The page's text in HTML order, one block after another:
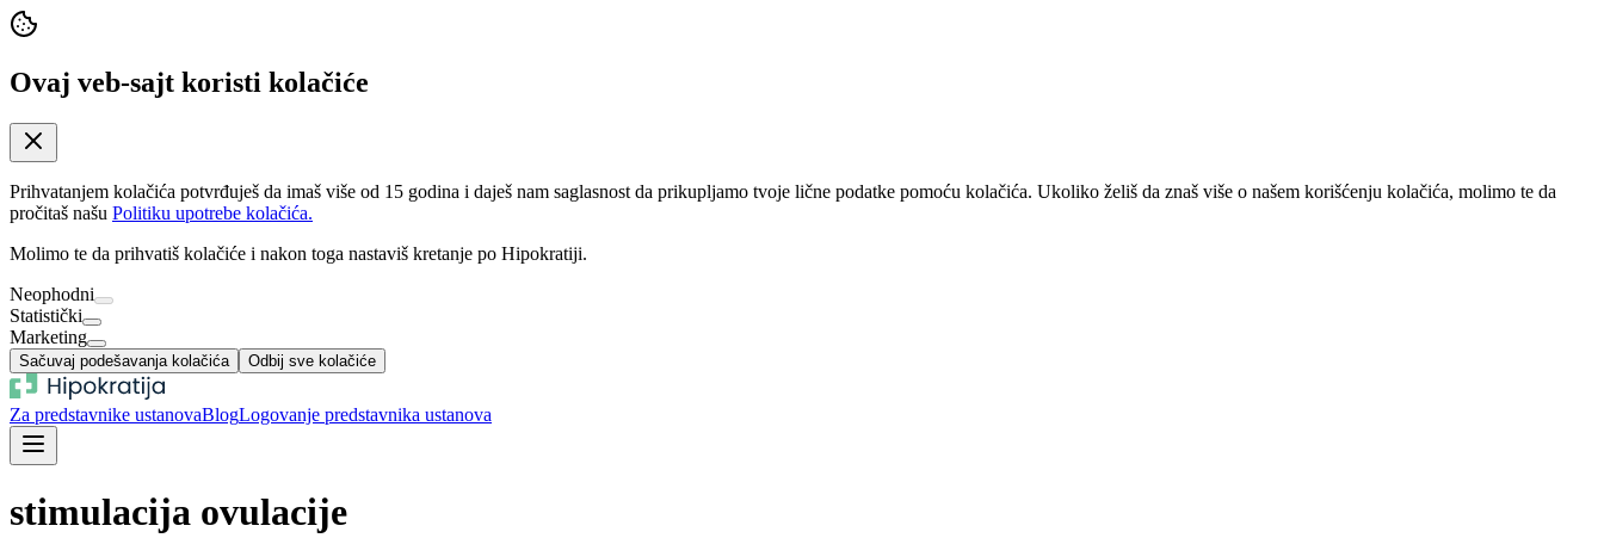
Ovaj veb-sajt koristi kolačiće
Prihvatanjem kolačića potvrđuješ da imaš više od 15 godina i daješ nam saglasnost da prikupljamo tvoje lične podatke pomoću kolačića. Ukoliko želiš da znaš više o našem korišćenju kolačića, molimo te da
pročitaš našu Politiku upotrebe kolačića.
Molimo te da prihvatiš kolačiće i nakon toga nastaviš kretanje po Hipokratiji.
Neophodni
Statistički
Marketing
Sačuvaj podešavanja kolačića Odbij sve kolačiće
Za predstavnike ustanovaBlogLogovanje predstavnika ustanova
stimulacija ovulacije